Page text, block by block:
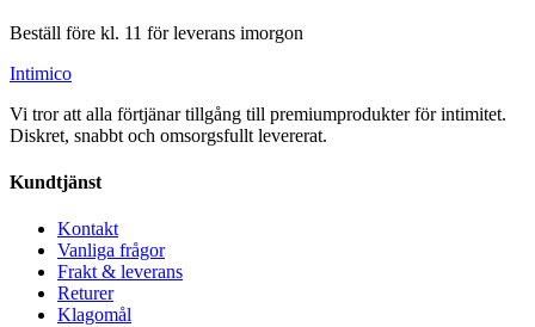
Beställ före kl. 11 för leverans imorgon
Intimico
Vi tror att alla förtjänar tillgång till premiumprodukter för intimitet.
Diskret, snabbt och omsorgsfullt levererat.
Kundtjänst
Kontakt
Vanliga frågor
Frakt & leverans
Returer
Klagomål